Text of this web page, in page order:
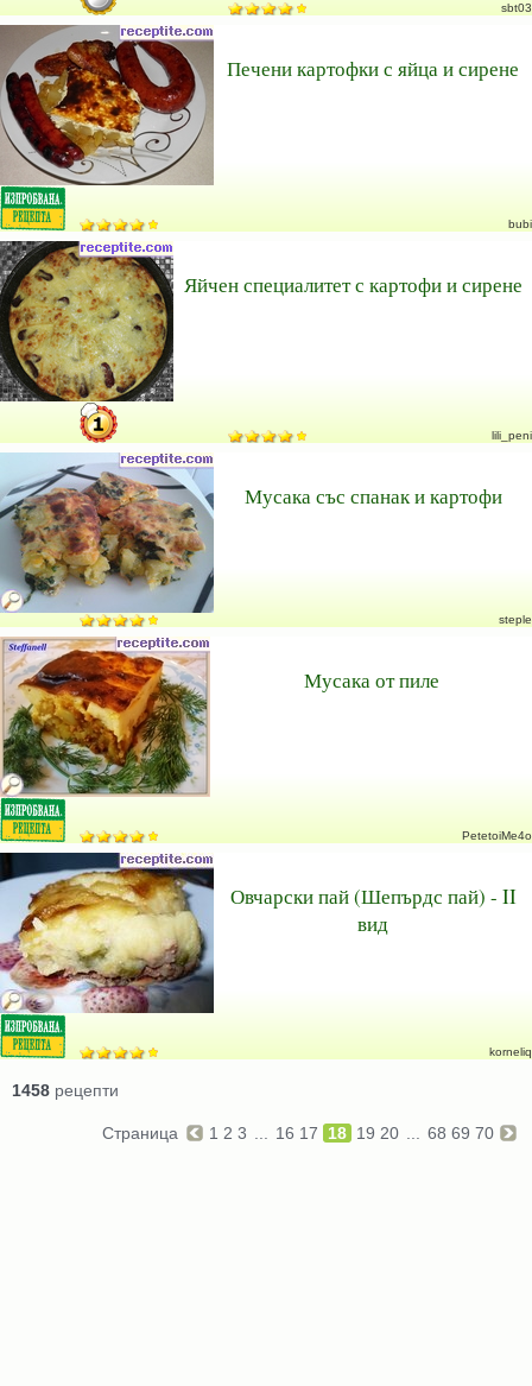
sbt03
Печени картофки с яйца и сирене
bubi
Яйчен специалитет с картофи и сирене
lili_peni
Мусака със спанак и картофи
steple
Мусака от пиле
PetetoiMe4o
Овчарски пай (Шепърдс пай) - II
вид
korneliq
1458 рецепти
Страница 1 2 3 16 17 18 19 20 68 69 70